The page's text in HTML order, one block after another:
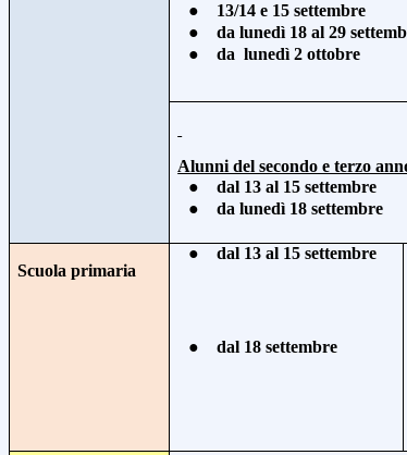
●
13/14 e 15
●
da lunedì 18 al 29
●
da lunedì 2 ottobre
Alunni del secondo e terzo
●
dal 13 al 15
●
da lunedì 18
Scuola primaria
● dal 13 al 15 settembre
● dal 18 settembre